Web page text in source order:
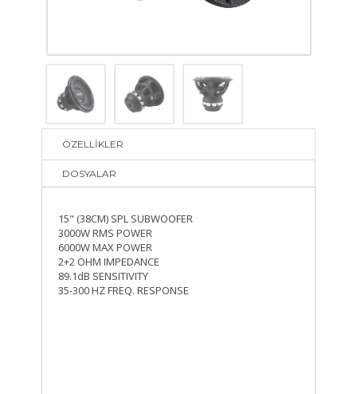
ÖZELLİKLER
DOSYALAR
15" (38CM) SPL SUBWOOFER
3000W RMS POWER
6000W MAX POWER
2+2 OHM IMPEDANCE
89.1dB SENSITIVITY
35-300 HZ FREQ. RESPONSE